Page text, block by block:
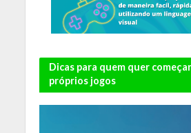
Dicas para quem quer
próprios jogos